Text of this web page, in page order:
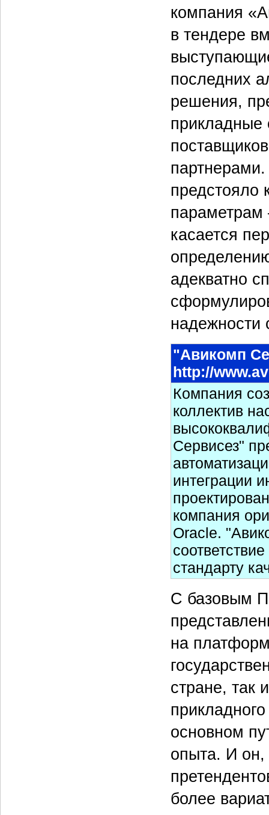
компания
в тендере
последних
решения,
прикладные
предстояло
параметрам
касается
адекватно
надежности
"Авикомп
http://
Компания
коллектив
Сервисез"
интеграции
компания
Oracle.
стандарту
С базовым
на
стране, так
основном
опыта. И
более